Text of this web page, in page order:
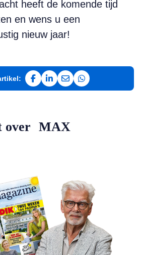
heeft de komende tijd
en wens u een
nieuw jaar!
Deel op Facebook
Deel op LinkedIn
Deel via e-mail
Deel via
over MAX